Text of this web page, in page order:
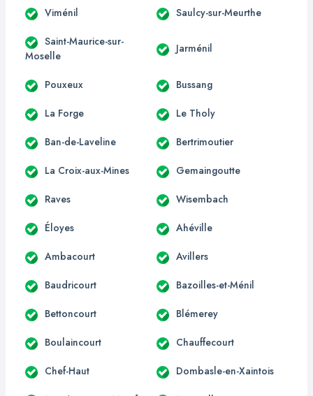
Viménil Saulcy-sur-Meurthe
Saint-Maurice-sur-
Moselle
Jarménil
Pouxeux Bussang
La Forge Le Tholy
Ban-de-Laveline Bertrimoutier
La Croix-aux-Mines Gemaingoutte
Raves Wisembach
Éloyes Ahéville
Ambacourt Avillers
Baudricourt Bazoilles-et-Ménil
Bettoncourt Blémerey
Boulaincourt Chauffecourt
Chef-Haut Dombasle-en-Xaintois